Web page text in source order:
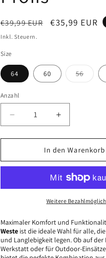
Normaler
Preis
€39,99 EUR Verkaufspreis
€35,99 EUR
Inkl. Steuern.
Size
64 60 56
Anzahl
Verringere
die
Menge
Cofra
–
für
Profis
Erhöhe
die
Menge
für
Cofra
Expert
Weste
–
Robuste
für
Profis
In den
Weitere
Maximaler Komfort und
Weste ist die ideale Wahl für alle,
und Langlebigkeit legen. Ob auf
Werkstatt oder für Outdoor-